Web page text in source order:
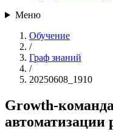
Меню
Обучение
/
Граф знаний
/
20250608_1910
Growth-
автоматизации